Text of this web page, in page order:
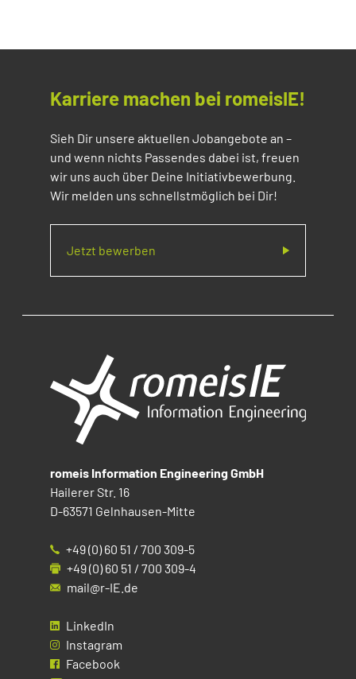
Karriere machen bei romeisIE!
Sieh Dir unsere aktuellen Jobangebote an –
und wenn nichts Passendes dabei ist, freuen
wir uns auch über Deine Initiativbewerbung.
Wir melden uns schnellstmöglich bei Dir!
Jetzt bewerben
romeis Information Engineering GmbH
Hailerer Str. 16
D-63571 Gelnhausen-Mitte
+49 (0) 60 51 / 700 309-5
+49 (0) 60 51 / 700 309-4
mail@r-IE.de
LinkedIn
Instagram
Facebook